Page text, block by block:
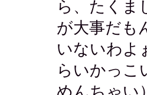
ら、たくま
が大事だも
いないわよ
らいかっこ
めんちゃい